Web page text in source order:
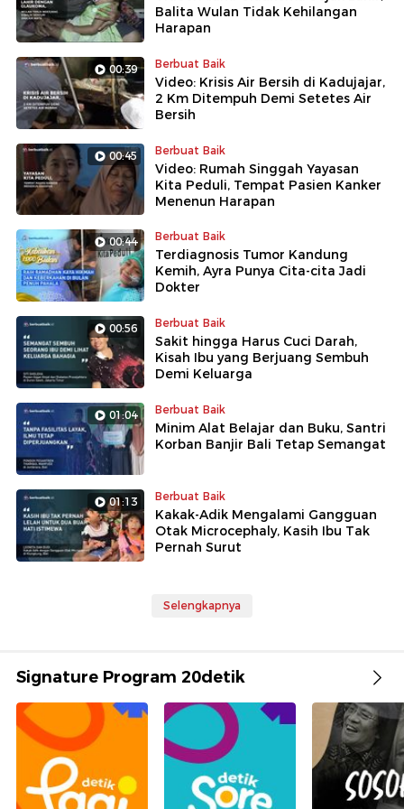
Balita Wulan Tidak Kehilangan
Harapan
00:39 Berbuat Baik
Video: Krisis Air Bersih di Kadujajar,
2 Km Ditempuh Demi Setetes Air
Bersih
00:45 Berbuat Baik
Video: Rumah Singgah Yayasan
Kita Peduli, Tempat Pasien Kanker
Menenun Harapan
00:44 Berbuat Baik
Terdiagnosis Tumor Kandung
Kemih, Ayra Punya Cita-cita Jadi
Dokter
00:56 Berbuat Baik
Sakit hingga Harus Cuci Darah,
Kisah Ibu yang Berjuang Sembuh
Demi Keluarga
01:04 Berbuat Baik
Minim Alat Belajar dan Buku, Santri
Korban Banjir Bali Tetap Semangat
01:13 Berbuat Baik
Kakak-Adik Mengalami Gangguan
Otak Microcephaly, Kasih Ibu Tak
Pernah Surut
Selengkapnya
Signature Program 20detik